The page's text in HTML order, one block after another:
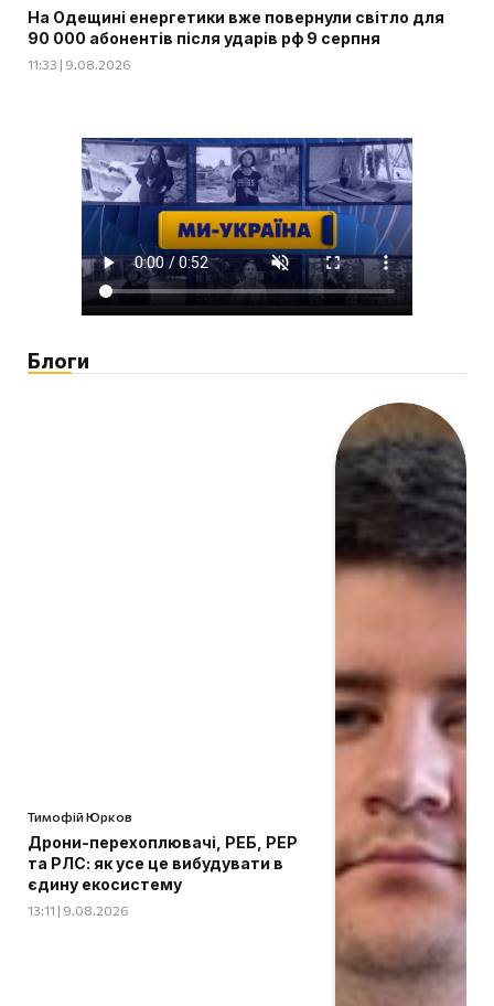
На Одещині енергетики вже повернули світло для
90 000 абонентів після ударів рф 9 серпня
11:33 | 9.08.2026
Блоги
Тимофій Юрков
Дрони-перехоплювачі, РЕБ, РЕР
та РЛС: як усе це вибудувати в
єдину екосистему
13:11 | 9.08.2026